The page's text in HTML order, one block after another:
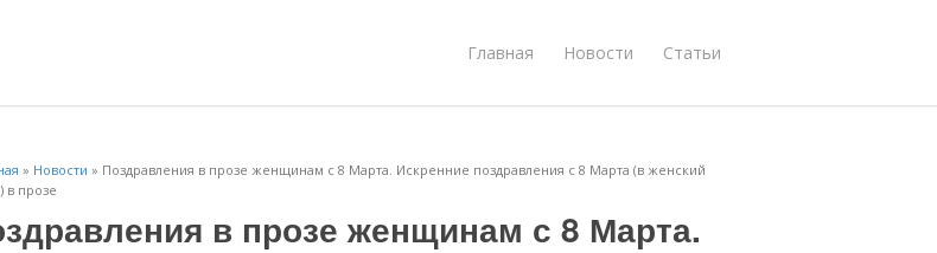
Главная Новости Статьи
» Новости » Поздравления в прозе женщинам с 8 Марта. Искренние поздравления с 8 Марта (в женский
в прозе
в прозе женщинам с 8 Марта.